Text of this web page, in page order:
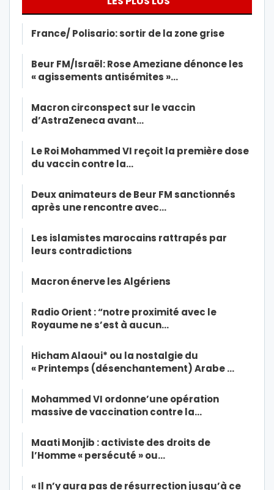
France/ Polisario: sortir de la zone grise
Beur FM/Israël: Rose Ameziane dénonce les
« agissements antisémites »…
Macron circonspect sur le vaccin
d’AstraZeneca avant…
Le Roi Mohammed VI reçoit la première dose
du vaccin contre la…
Deux animateurs de Beur FM sanctionnés
après une rencontre avec…
Les islamistes marocains rattrapés par
leurs contradictions
Macron énerve les Algériens
Radio Orient : “notre proximité avec le
Royaume ne s’est à aucun…
Hicham Alaoui* ou la nostalgie du
« Printemps (désenchantement) Arabe …
Mohammed VI ordonne’une opération
massive de vaccination contre la…
Maati Monjib : activiste des droits de
l’Homme « persécuté » ou…
« Il n’y aura pas de résurrection jusqu’à ce